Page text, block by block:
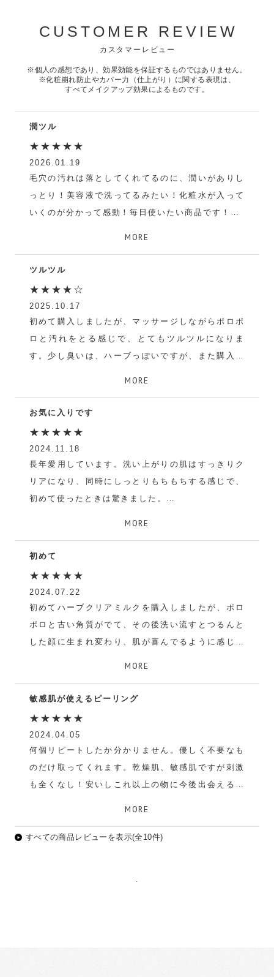
CUSTOMER REVIEW
カスタマーレビュー
※個人の感想であり、効果効能を保証するものではありません。
※化粧崩れ防止やカバー力（仕上がり）に関する表現は、
すべてメイクアップ効果によるものです。
潤ツル
★★★★★
2026.01.19
毛穴の汚れは落としてくれてるのに、潤いがありし
っとり！美容液で洗ってるみたい！化粧水が入って
いくのが分かって感動！毎日使いたい商品です！
MORE
ツルツル
★★★★☆
2025.10.17
初めて購入しましたが、マッサージしながらポロポ
ロと汚れをとる感じで、とてもツルツルになりま
す。少し臭いは、ハーブっぽいですが、また購入し
ピンク
MORE
お気に入りです
★★★★★
2024.11.18
長年愛用しています。洗い上がりの肌はすっきりク
リアになり、同時にしっとりもちもちする感じで、
初めて使ったときは驚きました。
MIU
MORE
初めて
★★★★★
2024.07.22
初めてハーブクリアミルクを購入しましたが、ポロ
ポロと古い角質がでて、その後洗い流すとつるんと
した顔に生まれ変わり、肌が喜んでるように感じま
コジコジ
MORE
敏感肌が使えるピーリング
★★★★★
2024.04.05
何個リピートしたか分かりません。優しく不要なも
のだけ取ってくれます。乾燥肌、敏感肌ですが刺激
も全くなし！安いしこれ以上の物に今後出会える気
もたさま
MORE
すべての商品レビューを表示(全10件)